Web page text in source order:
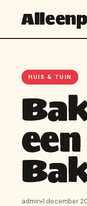
HUIS & TUIN
admin 1 december